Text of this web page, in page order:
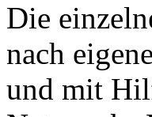
Die
nach
und mit